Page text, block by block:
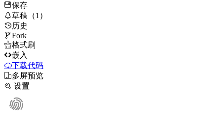
保存
草稿（1）
历史
Fork
格式刷
嵌入
下载代码
多屏预览
 设置